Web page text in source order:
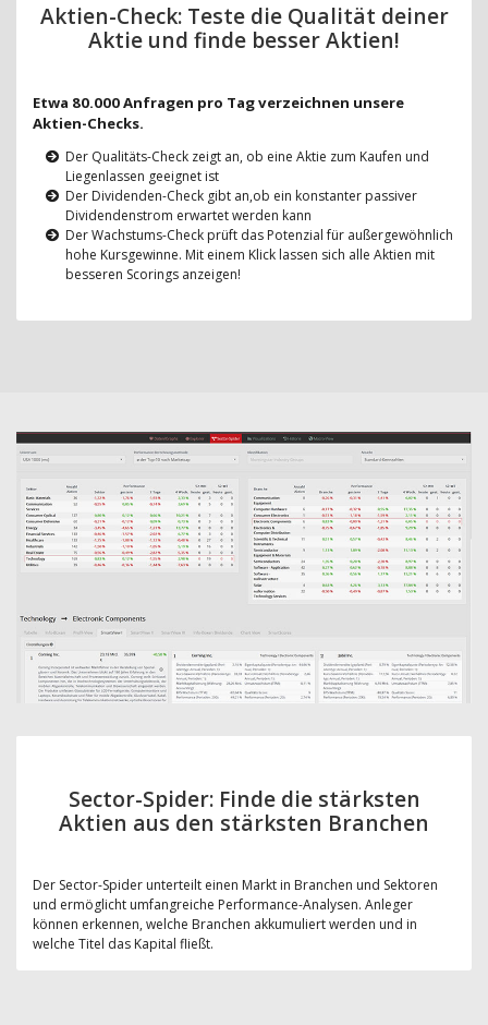
Aktien-Check: Teste die Qualität deiner
Aktie und finde besser Aktien!
Etwa 80.000 Anfragen pro Tag verzeichnen unsere
Aktien-Checks.
Der Qualitäts-Check zeigt an, ob eine Aktie zum Kaufen und
Liegenlassen geeignet ist
Der Dividenden-Check gibt an,ob ein konstanter passiver
Dividendenstrom erwartet werden kann
Der Wachstums-Check prüft das Potenzial für außergewöhnlich
hohe Kursgewinne. Mit einem Klick lassen sich alle Aktien mit
besseren Scorings anzeigen!
Sector-Spider: Finde die stärksten
Aktien aus den stärksten Branchen
Der Sector-Spider unterteilt einen Markt in Branchen und Sektoren
und ermöglicht umfangreiche Performance-Analysen. Anleger
können erkennen, welche Branchen akkumuliert werden und in
welche Titel das Kapital fließt.